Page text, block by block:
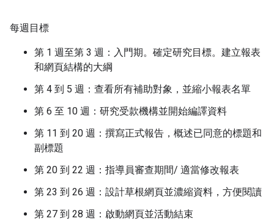
每週目標
第 1 週至第 3 週：入門期。確定研究目標。建立報表
和網頁結構的大綱
第 4 到 5 週：查看所有補助對象，並縮小報表名單
第 6 至 10 週：研究受款機構並開始編譯資料
第 11 到 20 週：撰寫正式報告，概述已同意的標題和
副標題
第 20 到 22 週：指導員審查期間/ 適當修改報表
第 23 到 26 週：設計草根網頁並濃縮資料，方便閱讀
第 27 到 28 週：啟動網頁並活動結束